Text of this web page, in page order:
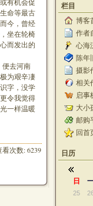
命等最古
今，曾经
坐在轮椅
而发出的
去河南
为艰辛凄
字，没学
令我觉得
一样温暖
看次数: 6239
更正
再问
经，
对话
罗花
廿四
敬畏
栏目
博客
作者
心海
陈年
摄影
相关
启事
大小
邮购
回首
日历
日
25